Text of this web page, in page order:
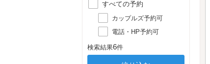
すべての予約
カップルズ予約可
電話・HP予約可
検索結果6件